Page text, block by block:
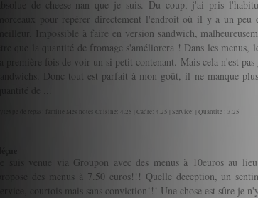
absolue de cheese nan que je suis. Du coup, j'ai pris
morceaux pour repérer directement l'endroit où il y a un
meilleur. Impossible à faire en version sandwich,
être que la quantité de fromage s'améliorera ! Dans les
la première fois de voir un si petit contenant. Mais cela n'est
sandwichs. Donc tout est parfait à mon goût, il ne manque
quantité de ...
Tytexpe de repas: famille Mes notes Cuisine: 4.25 | Cadre: 4.25 | Service: | Quantité : 3.25
Je suis venue via Groupon avec des menus à 10euros au
propose des menus à 7.50 euros!!! Quelle deception, un
service, courtois mais sans conviction!!! Une chose est sûre je